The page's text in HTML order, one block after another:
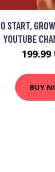
START,
YOUTUBE
199.99
BUY